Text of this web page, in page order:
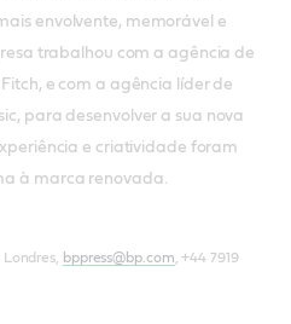
envolvente, memorável e
trabalhou com a agência de
e com a agência líder de
para desenvolver a sua nova
e criatividade foram
à marca renovada.
bppress@bp.com , +44 7919